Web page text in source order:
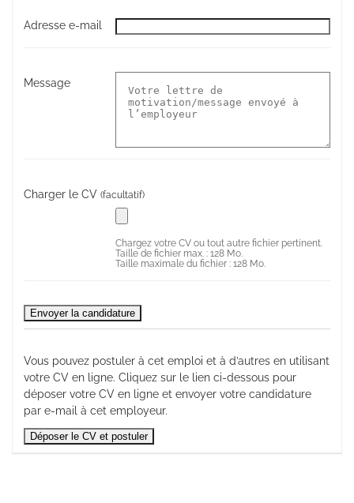
Adresse e-mail
Message
Charger le CV (facultatif)
Chargez votre CV ou tout autre fichier pertinent.
Taille de fichier max. : 128 Mo.
Taille maximale du fichier : 128 Mo.
Vous pouvez postuler à cet emploi et à d’autres en utilisant
votre CV en ligne. Cliquez sur le lien ci-dessous pour
déposer votre CV en ligne et envoyer votre candidature
par e-mail à cet employeur.